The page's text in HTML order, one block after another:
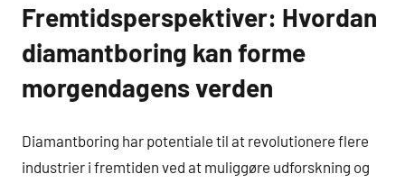
Fremtidsperspektiver: Hvordan
diamantboring kan forme
morgendagens verden
Diamantboring har potentiale til at revolutionere flere
industrier i fremtiden ved at muliggøre udforskning og